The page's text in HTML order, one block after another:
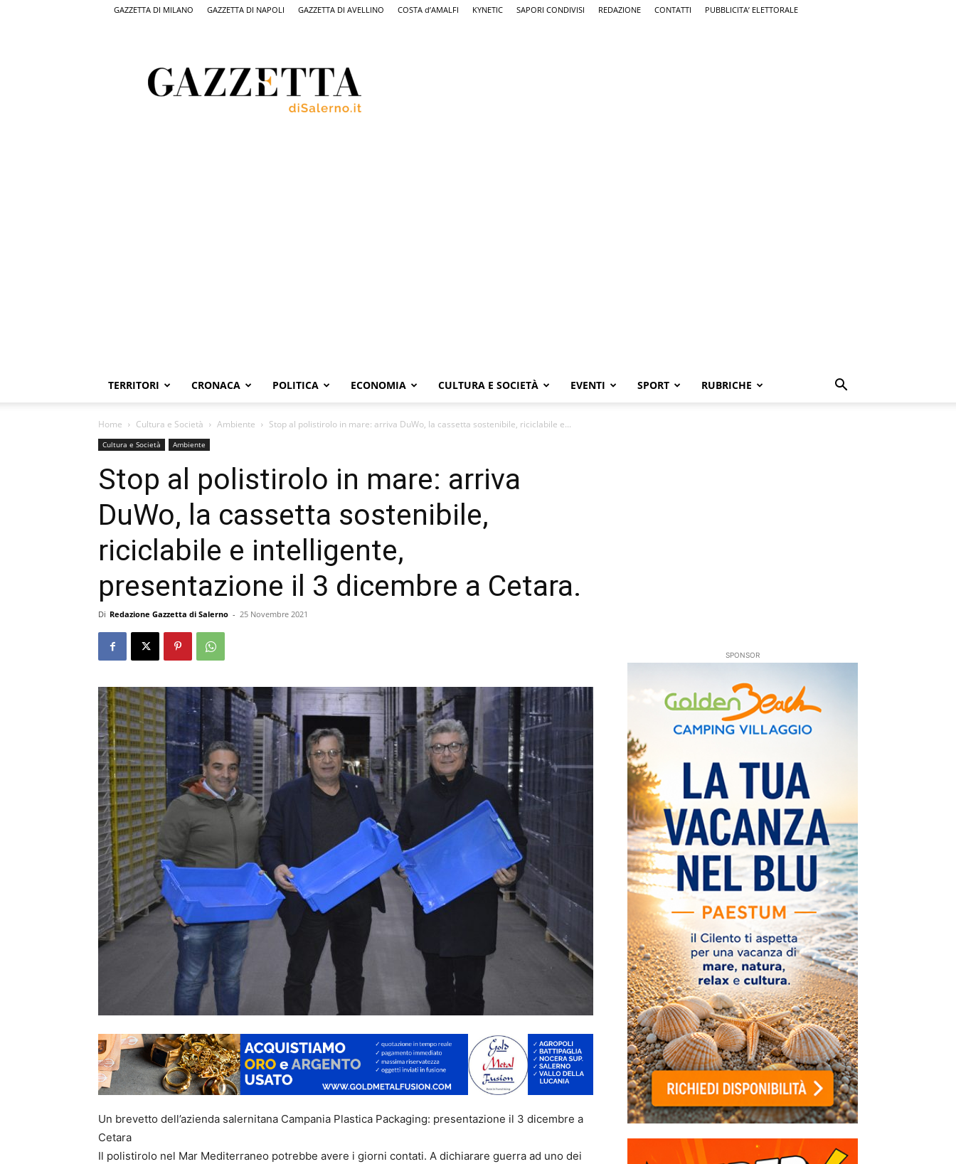
GAZZETTA DI MILANO GAZZETTA DI NAPOLI GAZZETTA DI AVELLINO COSTA d’AMALFI KYNETIC SAPORI CONDIVISI REDAZIONE CONTATTI PUBBLICITA’ ELETTORALE
Salerno,
il
quotidiano
TERRITORI CRONACA POLITICA ECONOMIA CULTURA E SOCIETÀ EVENTI SPORT RUBRICHE
Home Cultura e Società Ambiente Stop al polistirolo in mare: arriva DuWo, la cassetta sostenibile, riciclabile e...
Cultura e Società Ambiente
Stop al polistirolo in mare: arriva
DuWo, la cassetta sostenibile,
riciclabile e intelligente,
presentazione il 3 dicembre a Cetara.
Di Redazione Gazzetta di Salerno - 25 Novembre 2021
Un brevetto dell’azienda salernitana Campania Plastica Packaging: presentazione il 3 dicembre a
Cetara
Il polistirolo nel Mar Mediterraneo potrebbe avere i giorni contati. A dichiarare guerra ad uno dei
SPONSOR